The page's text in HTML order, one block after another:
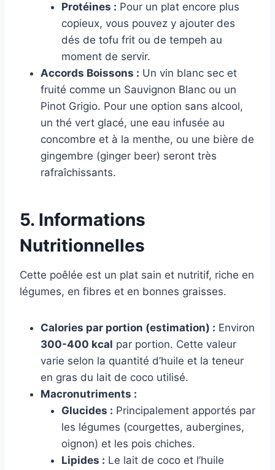
Protéines : Pour un plat encore plus
copieux, vous pouvez y ajouter des
dés de tofu frit ou de tempeh au
moment de servir.
Accords Boissons : Un vin blanc sec et
fruité comme un Sauvignon Blanc ou un
Pinot Grigio. Pour une option sans alcool,
un thé vert glacé, une eau infusée au
concombre et à la menthe, ou une bière de
gingembre (ginger beer) seront très
rafraîchissants.
5. Informations
Nutritionnelles
Cette poêlée est un plat sain et nutritif, riche en
légumes, en fibres et en bonnes graisses.
Calories par portion (estimation) : Environ
300-400 kcal par portion. Cette valeur
varie selon la quantité d’huile et la teneur
en gras du lait de coco utilisé.
Macronutriments :
Glucides : Principalement apportés par
les légumes (courgettes, aubergines,
oignon) et les pois chiches.
Lipides : Le lait de coco et l’huile